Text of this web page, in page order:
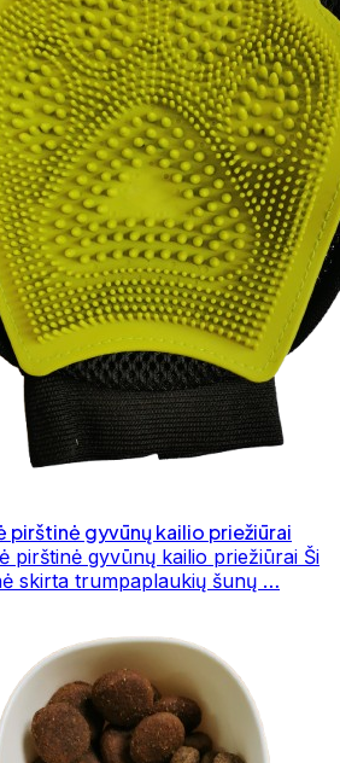
pirštinė gyvūnų kailio priežiūrai
pirštinė gyvūnų kailio priežiūrai Ši
skirta trumpaplaukių šunų …